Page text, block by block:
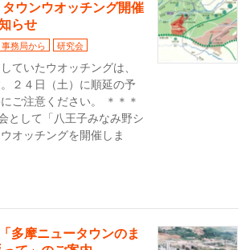
ウンウオッチング開催
らせ
事務局から 研究会
ていたウオッチングは、
２４日（土）に順延の予
ご注意ください。 ＊＊＊
として「八王子みなみ野シ
オッチングを開催しま
多摩ニュータウンのま